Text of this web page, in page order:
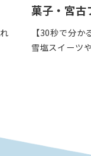
菓子・宮古
【30秒で分か
雪塩スイーツ